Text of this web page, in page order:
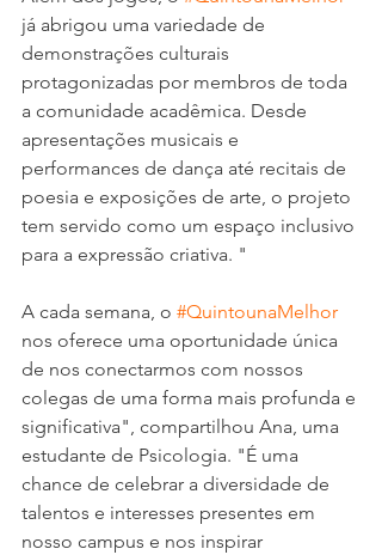
já abrigou uma variedade de
demonstrações culturais
protagonizadas por membros de toda
a comunidade acadêmica. Desde
apresentações musicais e
performances de dança até recitais de
poesia e exposições de arte, o projeto
tem servido como um espaço inclusivo
para a expressão criativa. "
A cada semana, o #QuintounaMelhor
nos oferece uma oportunidade única
de nos conectarmos com nossos
colegas de uma forma mais profunda e
significativa", compartilhou Ana, uma
estudante de Psicologia. "É uma
chance de celebrar a diversidade de
talentos e interesses presentes em
nosso campus e nos inspirar